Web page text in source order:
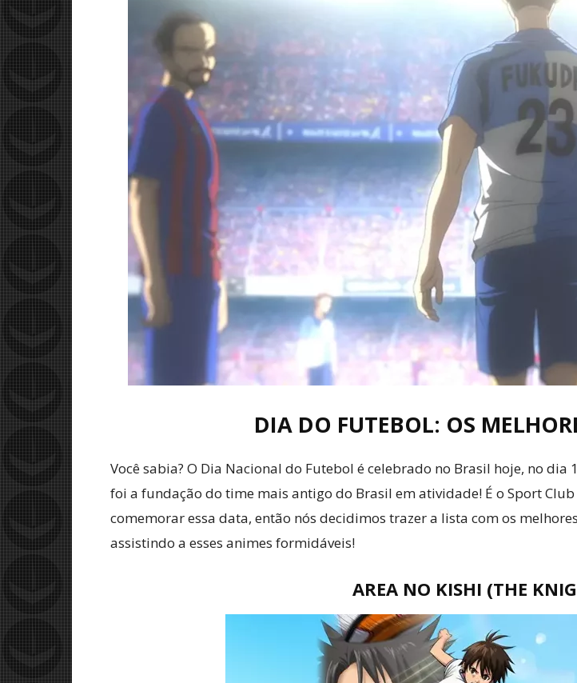
sobre
Cultura
Pop!
DIA DO FUTEBOL: OS
Você sabia? O Dia Nacional do Futebol é celebrado no Brasil hoje, no
foi a fundação do time mais antigo do Brasil em atividade! É o Sport
comemorar essa data, então nós decidimos trazer a lista com os
assistindo a esses animes formidáveis!
AREA NO KISHI (THE